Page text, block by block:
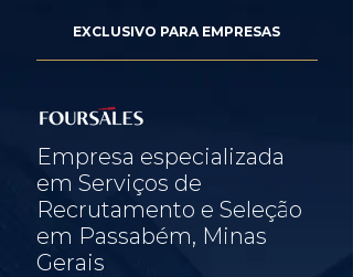
EXCLUSIVO PARA EMPRESAS
Empresa especializada
em Serviços de
Recrutamento e Seleção
em Passabém, Minas
Gerais